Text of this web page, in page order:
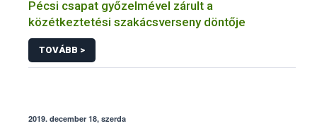
Pécsi csapat győzelmével zárult a
közétkeztetési szakácsverseny döntője
TOVÁBB >
2019. december 18, szerda